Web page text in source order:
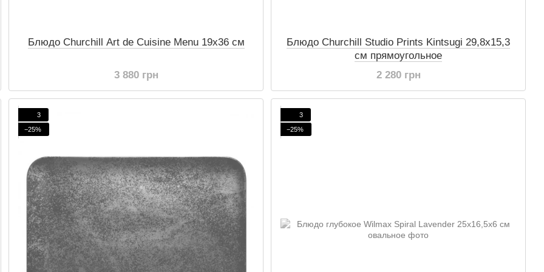
Блюдо Churchill Art de Cuisine Menu 19x36 см
3 880 грн
Блюдо Churchill Studio Prints Kintsugi 29,8х15,3
см прямоугольное
2 280 грн
3
−25%
3
−25%